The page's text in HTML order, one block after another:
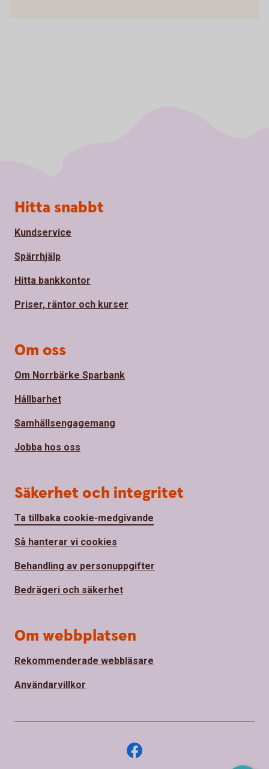
Sidfot
Hitta snabbt
Kundservice
Spärrhjälp
Hitta bankkontor
Priser, räntor och kurser
Om oss
Om Norrbärke Sparbank
Hållbarhet
Samhällsengagemang
Jobba hos oss
Säkerhet och integritet
Ta tillbaka cookie-medgivande
Så hanterar vi cookies
Behandling av personuppgifter
Bedrägeri och säkerhet
Om webbplatsen
Rekommenderade webbläsare
Användarvillkor